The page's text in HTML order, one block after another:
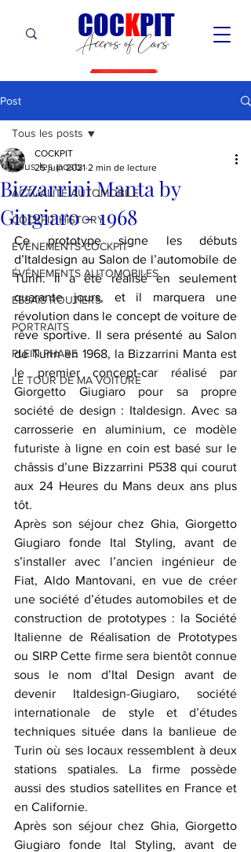
Accros of Cars
COCKPIT
Post
Tous les posts
ACTUALITÉ AUTOMOBILE
COCKPIT HiSTORY
ÉVÉNEMENTS COCKPIT
ÉVÉNEMENTS AUTOMOBILES
ESSAIS ROUTIERS
PORTRAITS
PLEIN PHARE
LE TOUR DE MA VOITURE
Tous les posts
Bizzarrini Manta by
Giugiaro - 1968
COCKPIT
25 juin 2021 2 min de lecture
Ce prototype signe les débuts
d’Italdesign au Salon de l’automobile de
Turin. Il a été réalisé en seulement
quarante jours, et il marquera une
révolution dans le concept de voiture de
rêve sportive. Il sera présenté au Salon
de Turin en 1968, la Bizzarrini Manta est
le premier concept-car réalisé par
Giorgetto Giugiaro pour sa propre
société de design : Italdesign. Avec sa
carrosserie en aluminium, ce modèle
futuriste à ligne en coin est basé sur le
châssis d’une Bizzarrini P538 qui courut
aux 24 Heures du Mans deux ans plus
tôt.
Après son séjour chez Ghia, Giorgetto
Giugiaro fonde Ital Styling, avant de
s’installer avec l’ancien ingénieur de
Fiat, Aldo Mantovani, en vue de créer
une société d’études automobiles et de
construction de prototypes : la Société
Italienne de Réalisation de Prototypes
ou SIRP Cette firme sera bientôt connue
sous le nom d’Ital Design avant de
devenir Italdesign-Giugiaro, société
internationale de style et d’études
techniques située dans la banlieue de
Turin où ses locaux ressemblent à deux
stations spatiales. La firme possède
aussi des studios satellites en France et
en Californie.﻿
Après son séjour chez Ghia, Giorgetto
Giugiaro fonde Ital Styling, avant de